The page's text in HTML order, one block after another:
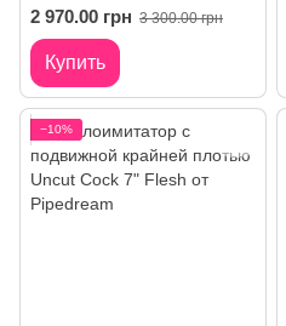
подвижной крайней плотью
2 970.00 грн 3 300.00 грн
Купить
−10%